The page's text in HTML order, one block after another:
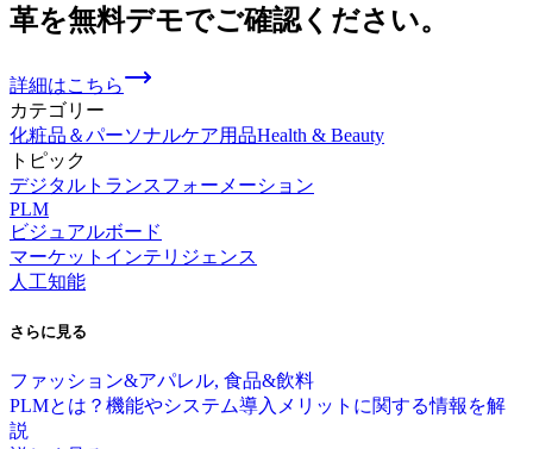
革を無料デモでご確認ください。
詳細はこちら
カテゴリー
化粧品＆パーソナルケア用品Health & Beauty
トピック
デジタルトランスフォーメーション
PLM
ビジュアルボード
マーケットインテリジェンス
人工知能
さらに 見る
ファッション&アパレル, 食品&飲料
PLMとは？機能やシステム導入メリットに関する情報を解
説